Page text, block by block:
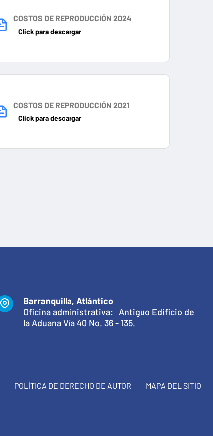
COSTOS DE REPRODUCCIÓN 2024
Click para descargar
COSTOS DE REPRODUCCIÓN 2021
Click para descargar
Barranquilla, Atlántico
Oficina administrativa: Antiguo Edificio de
la Aduana Vía 40 No. 36 - 135.
POLÍTICA DE DERECHO DE AUTOR
MAPA DEL SITIO